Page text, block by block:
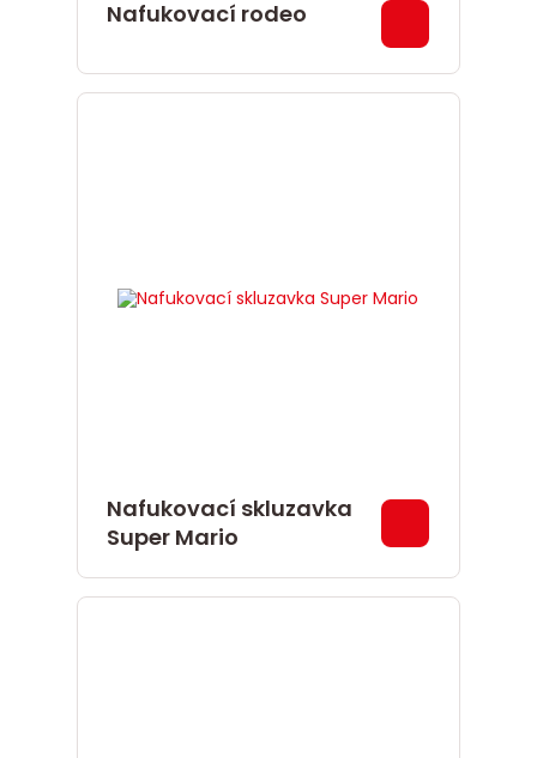
Nafukovací rodeo
Nafukovací skluzavka
Super Mario